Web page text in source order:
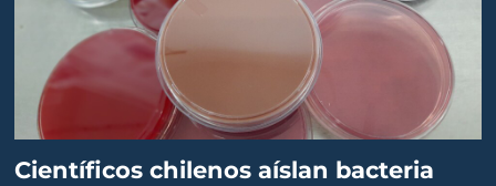
Científicos chilenos aíslan bacteria